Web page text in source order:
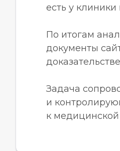
есть у
По итогам
документы
Задача
и
к